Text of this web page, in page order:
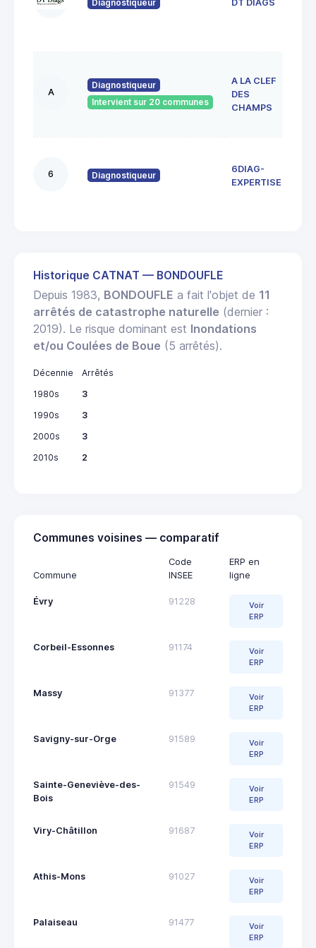
Diagnostiqueur DT DIAGS
A
Diagnostiqueur
Intervient sur 20 communes
A LA CLEF
DES
CHAMPS
6 Diagnostiqueur
6DIAG-
EXPERTISE
Historique CATNAT — BONDOUFLE
Depuis 1983, BONDOUFLE a fait l'objet de 11
arrêtés de catastrophe naturelle (dernier :
2019). Le risque dominant est Inondations
et/ou Coulées de Boue (5 arrêtés).
Décennie
Arrêtés
1980s
3
1990s
3
2000s
3
2010s
2
Communes voisines — comparatif
Commune
Code
INSEE
ERP en
ligne
Évry 91228
Voir
ERP
Corbeil-Essonnes 91174
Voir
ERP
Massy 91377
Voir
ERP
Savigny-sur-Orge 91589
Voir
ERP
Sainte-Geneviève-des-
Bois
91549
Voir
ERP
Viry-Châtillon 91687
Voir
ERP
Athis-Mons 91027
Voir
ERP
Palaiseau 91477
Voir
ERP